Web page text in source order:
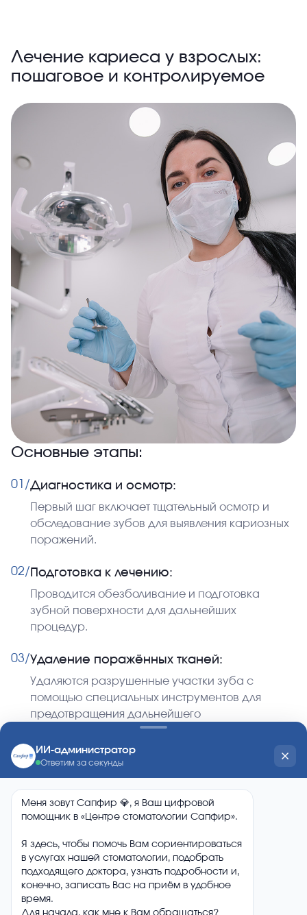
Лечение кариеса у взрослых:
пошаговое и контролируемое
Основные этапы:
01/Диагностика и осмотр:
Первый шаг включает тщательный осмотр и
обследование зубов для выявления кариозных
поражений.
02/ Подготовка к лечению:
Проводится обезболивание и подготовка
зубной поверхности для дальнейших
процедур.
03/Удаление поражённых тканей:
Удаляются разрушенные участки зуба с
помощью специальных инструментов для
предотвращения дальнейшего
распространения кариеса.
04/Пломбирование:
пломба, восстанавливающая форму и
функцию зуба.
05/ Постоянный контроль и профилактика:
Регулярные осмотры и гигиенические
процедуры помогают предотвратить повторное
развитие кариеса.